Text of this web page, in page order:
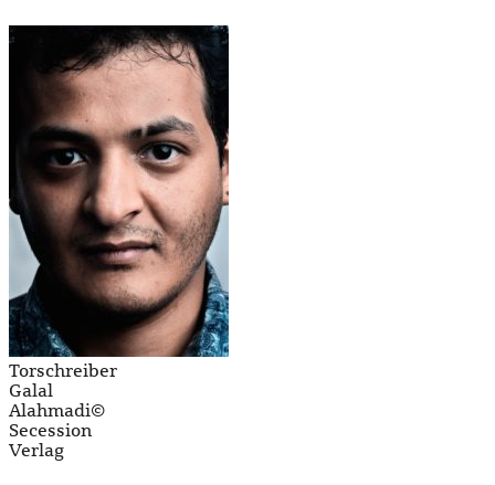
Torschreiber
Galal
Alahmadi©
Secession
Verlag